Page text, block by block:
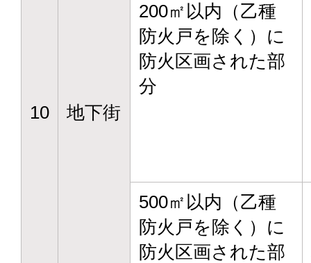
10 地下街
200㎡以内（乙種
防火戸を除く）に
防火区画された部
分
500㎡以内（乙種
防火戸を除く）に
防火区画された部